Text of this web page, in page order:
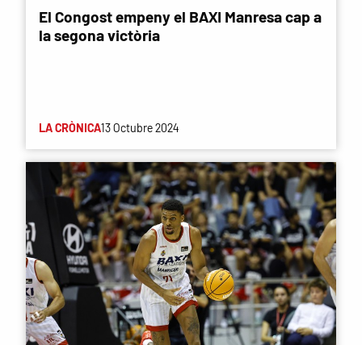
El Congost empeny el BAXI Manresa cap a
la segona victòria
LA CRÒNICA13 Octubre 2024